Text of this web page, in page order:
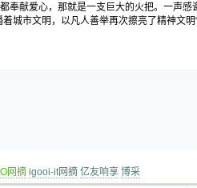
奉献爱心，那就是一支巨大的火把。一声
城市文明，以凡人善举再次擦亮了精神文明“
网摘 igooi-it网摘 亿友响享 博采